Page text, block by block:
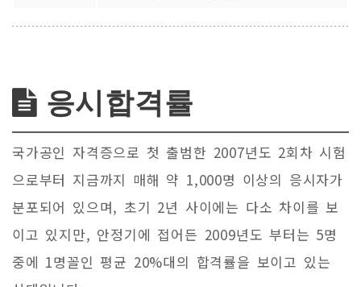
응시합격률
국가공인 자격증으로 첫 출범한 2007년도 2회차 시험
으로부터 지금까지 매해 약 1,000명 이상의 응시자가
분포되어 있으며, 초기 2년 사이에는 다소 차이를 보
이고 있지만, 안정기에 접어든 2009년도 부터는 5명
중에 1명꼴인 평균 20%대의 합격률을 보이고 있는